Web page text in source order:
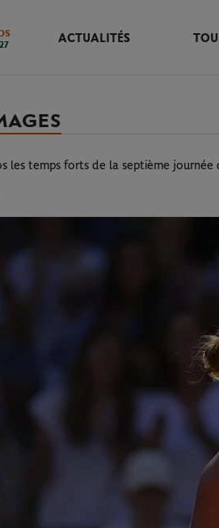
ACTUALITÉS
les temps forts de la septième